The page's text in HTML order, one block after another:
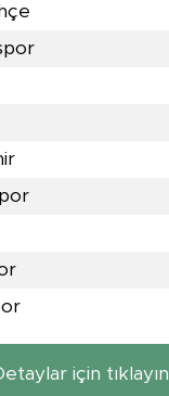
için tıklayın